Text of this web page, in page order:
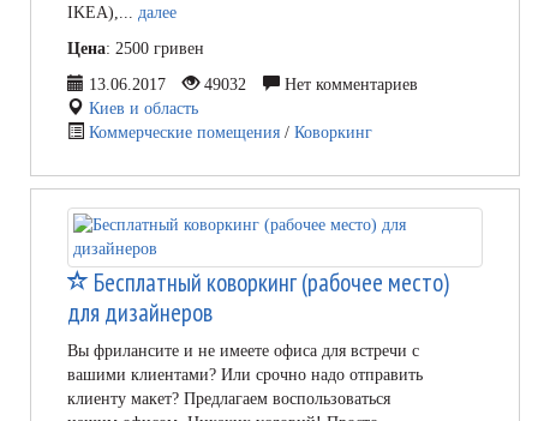
IKEA),... далее
Цена: 2500 гривен
13.06.2017
49032
Нет комментариев
Киев и область
Коммерческие помещения / Коворкинг
Бесплатный коворкинг (рабочее место)
для дизайнеров
Вы фрилансите и не имеете офиса для встречи с
вашими клиентами? Или срочно надо отправить
клиенту макет? Предлагаем воспользоваться